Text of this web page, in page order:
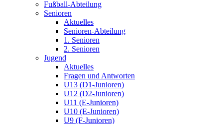
Fußball-Abteilung
Senioren
Aktuelles
Senioren-Abteilung
1. Senioren
2. Senioren
Jugend
Aktuelles
Fragen und Antworten
U13 (D1-Junioren)
U12 (D2-Junioren)
U11 (E-Junioren)
U10 (E-Junioren)
U9 (F-Junioren)